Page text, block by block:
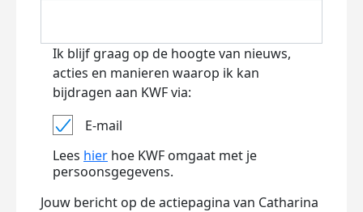
Ik blijf graag op de hoogte van nieuws,
acties en manieren waarop ik kan
bijdragen aan KWF via:
E-mail
Lees hier hoe KWF omgaat met je
persoonsgegevens.
Jouw bericht op de actiepagina van Catharina